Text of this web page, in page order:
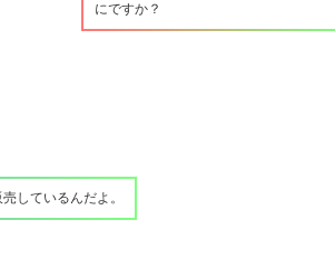
にですか？
しているんだよ。